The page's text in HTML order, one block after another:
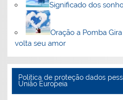
Significado dos
Oração a Pomba
volta seu amor
Politica de proteção dados
União Europeia